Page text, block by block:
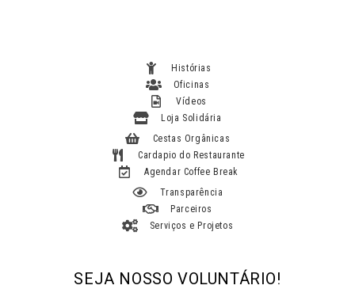
Histórias
Oficinas
Vídeos
Loja Solidária
Cestas Orgânicas
Cardapio do Restaurante
Agendar Coffee Break
Transparência
Parceiros
Serviços e Projetos
SEJA NOSSO VOLUNTÁRIO!